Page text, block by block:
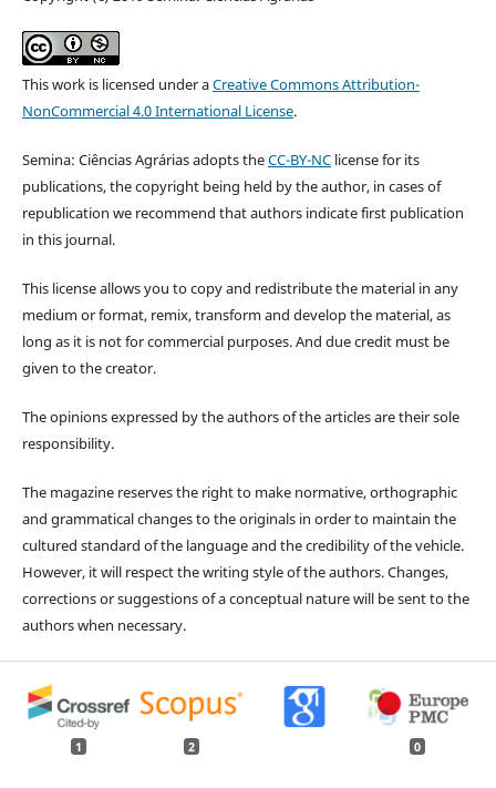
This work is licensed under aCreative Commons Attribution-
NonCommercial 4.0 International License.
Semina: Ciências Agrárias adopts theCC-BY-NClicense for its
publications, the copyright being held by the author, in cases of
republication we recommend that authors indicate first publication
in this journal.
This license allows you to copy and redistribute the material in any
medium or format, remix, transform and develop the material, as
long as it is not for commercial purposes. And due credit must be
given to the creator.
The opinions expressed by the authors of the articles are their sole
responsibility.
The magazine reserves the right to make normative, orthographic
and grammatical changes to the originals in order to maintain the
cultured standard of the language and the credibility of the vehicle.
However, it will respect the writing style of the authors. Changes,
corrections or suggestions of a conceptual nature will be sent to the
authors when necessary.
1 2 0